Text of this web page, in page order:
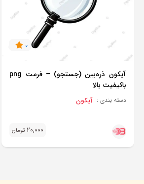
0
آیکون ذره‌بین (جستجو) – فرمت png
باکیفیت بالا
دسته بندی : آیکون
20,000 تومان